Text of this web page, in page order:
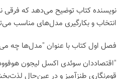
نویسنده کتاب توضیح می‌دهد که فرقی
انتخاب و بکارگیری مدل‌های مناسب
فصل اول کتاب با عنوان "مدل‌ها چه